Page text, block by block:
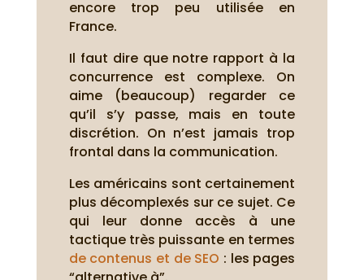
encore trop peu utilisée en
France.
Il faut dire que notre rapport à la
concurrence est complexe. On
aime (beaucoup) regarder ce
qu’il s’y passe, mais en toute
discrétion. On n’est jamais trop
frontal dans la communication.
Les américains sont certainement
plus décomplexés sur ce sujet. Ce
qui leur donne accès à une
tactique très puissante en termes
de contenus et de SEO : les pages